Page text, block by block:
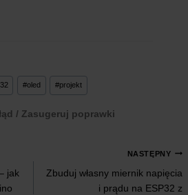
#oled #projekt
/ Zasugeruj poprawki
jak
NASTĘPNY
Zbuduj własny miernik napięcia
i prądu na ESP32 z